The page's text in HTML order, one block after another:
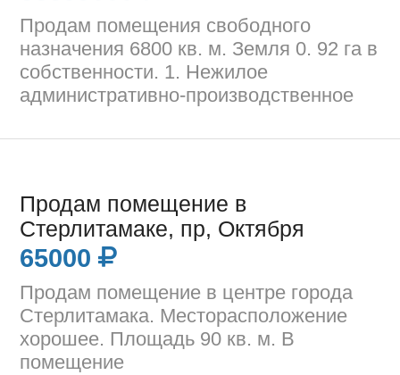
Продам помещения свободного
назначения 6800 кв. м. Земля 0. 92 га в
собственности. 1. Нежилое
административно-производственное
Продам помещение в
Стерлитамаке, пр, Октября
65000
Продам помещение в центре города
Стерлитамака. Месторасположение
хорошее. Площадь 90 кв. м. В
помещение